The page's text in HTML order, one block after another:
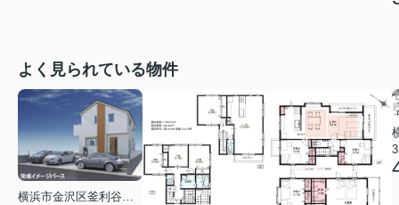
よく見られている物件